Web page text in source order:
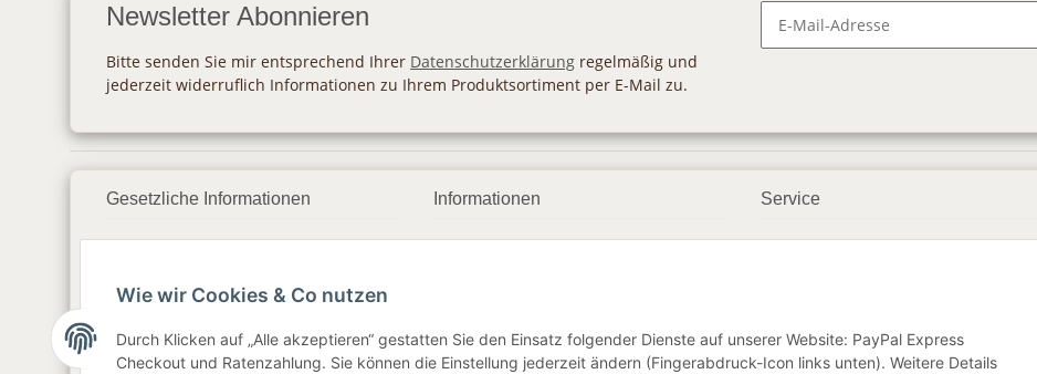
Newsletter Abonnieren
Bitte senden Sie mir entsprechend Ihrer Datenschutzerklärung regelmäßig und
jederzeit widerruflich Informationen zu Ihrem Produktsortiment per E-Mail zu.
Gesetzliche Informationen
AGB
Sitemap
Informationen
Newsletter
Service
Wie wir Cookies & Co nutzen
Durch Klicken auf „Alle akzeptieren“ gestatten Sie den Einsatz folgender Dienste auf unserer Website: PayPal Express
Checkout und Ratenzahlung. Sie können die Einstellung jederzeit ändern (Fingerabdruck-Icon links unten). Weitere Details